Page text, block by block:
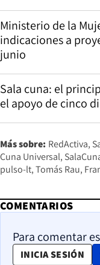
Ministerio de la
indicaciones a
junio
Sala cuna: el
el apoyo de cinco
Más sobre: RedActiva
Cuna Universal
pulso-lt Tomás Rau
COMENTARIOS
Para comentar
INICIA SESIÓN